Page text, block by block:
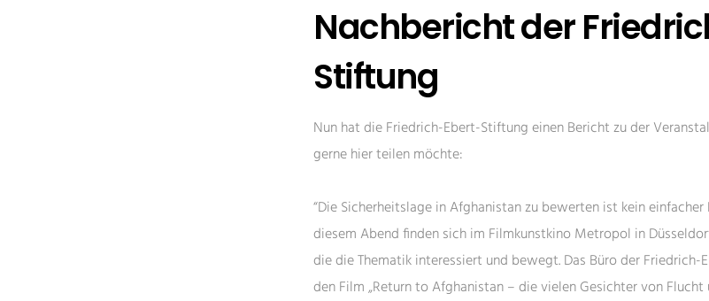
Nachbericht der
Stiftung
Nun hat die Friedrich-Ebert-Stiftung einen Bericht zu der
gerne hier teilen möchte:
“Die Sicherheitslage in Afghanistan zu bewerten ist kein
diesem Abend finden sich im Filmkunstkino Metropol in
die die Thematik interessiert und bewegt. Das Büro der
den Film „Return to Afghanistan – die vielen Gesichter von